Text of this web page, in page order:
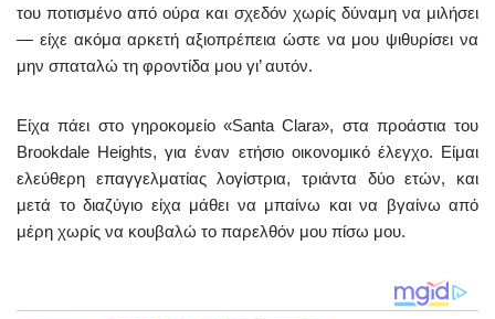
του ποτισμένο από ούρα και σχεδόν χωρίς δύναμη να μιλήσει
— είχε ακόμα αρκετή αξιοπρέπεια ώστε να μου ψιθυρίσει να
μην σπαταλώ τη φροντίδα μου γι’ αυτόν.
Είχα πάει στο γηροκομείο «Santa Clara», στα προάστια του
Brookdale Heights, για έναν ετήσιο οικονομικό έλεγχο. Είμαι
ελεύθερη επαγγελματίας λογίστρια, τριάντα δύο ετών, και
μετά το διαζύγιο είχα μάθει να μπαίνω και να βγαίνω από
μέρη χωρίς να κουβαλώ το παρελθόν μου πίσω μου.